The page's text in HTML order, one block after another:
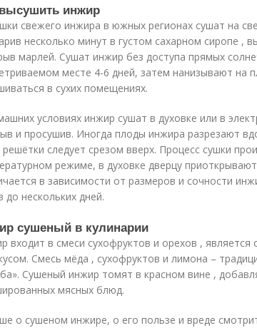
инжир
свежего инжира в южных регионах сушат на
несколько минут в густом сахарном сиропе ,
марлей. Сушат инжир без доступа прямых
месте 4-6 дней, затем нанизывают на
в сухих помещениях.
условиях инжир сушат в духовке или в
и просушив. Иногда плоды инжира разрезают
решётки следует срезом вверх. Процесс сушки
режиме, в духовке дверцу
в зависимости от размеров и сочности
до нескольких дней.
сушеный в кулинарии
входит в смеси сухофруктов и орехов , является
Смесь мёда , сухофруктов и лимона –
Сушеный инжир томят в красном вине ,
мясных блюд.
о сушеном инжире, о его пользе и вреде